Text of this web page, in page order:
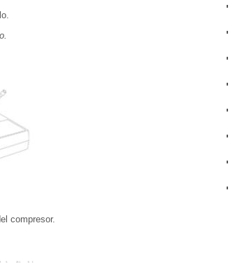
compresor.